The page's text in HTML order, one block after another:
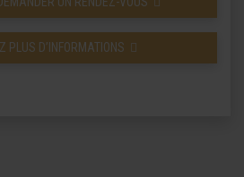
PLUS D’INFORMATIONS